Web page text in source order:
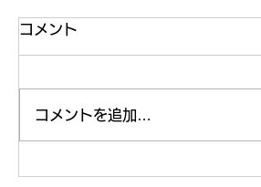
【ライフ通信５５８】
コメント
コメントを追加…